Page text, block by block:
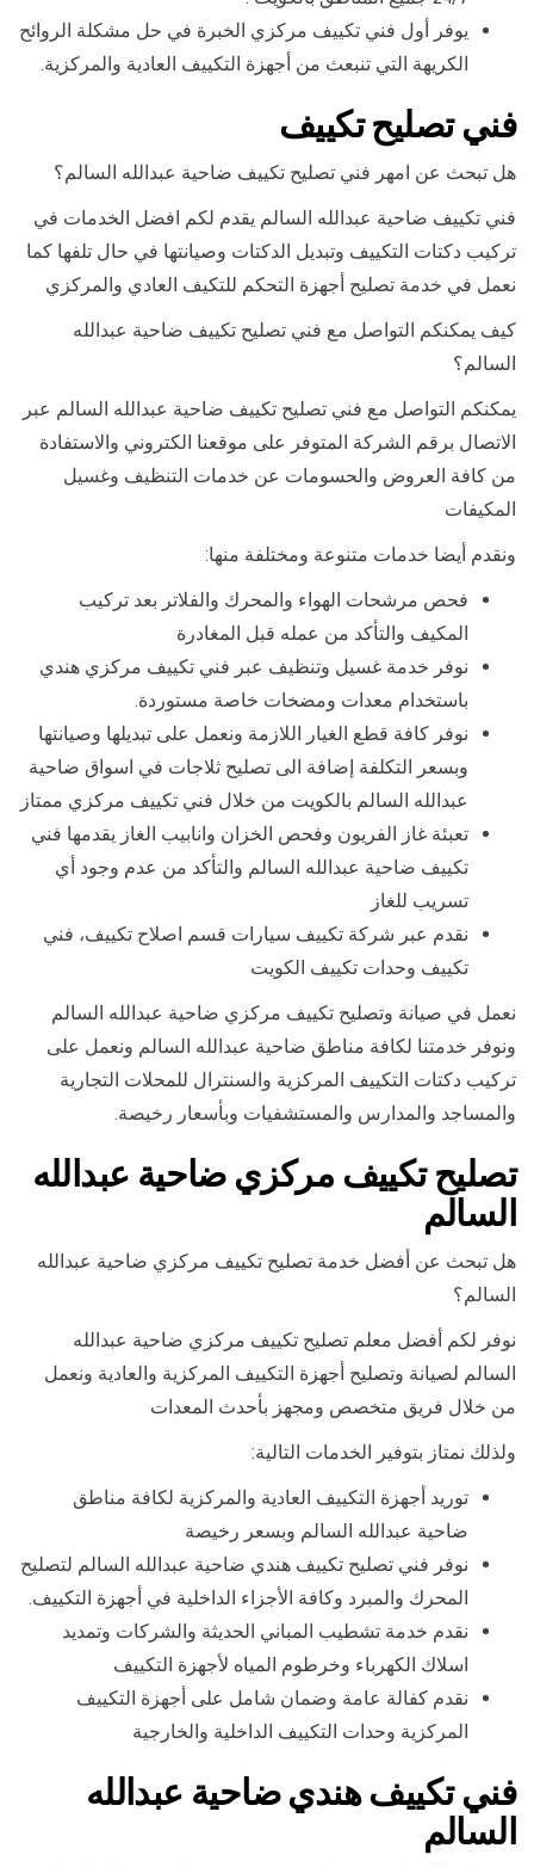
يوفر أول فني تكييف مركزي الخبرة في حل مشكلة الروائح
الكريهة التي تنبعث من أجهزة التكييف العادية والمركزية.
فني تصليح تكييف
هل تبحث عن امهر فني تصليح تكييف ضاحية عبدالله السالم؟
فني تكييف ضاحية عبدالله السالم يقدم لكم افضل الخدمات في
تركيب دكتات التكييف وتبديل الدكتات وصيانتها في حال تلفها كما
نعمل في خدمة تصليح أجهزة التحكم للتكيف العادي والمركزي
كيف يمكنكم التواصل مع فني تصليح تكييف ضاحية عبدالله
السالم؟
يمكنكم التواصل مع فني تصليح تكييف ضاحية عبدالله السالم عبر
الاتصال برقم الشركة المتوفر على موقعنا الكتروني والاستفادة
من كافة العروض والحسومات عن خدمات التنظيف وغسيل
المكيفات
ونقدم أيضا خدمات متنوعة ومختلفة منها:
فحص مرشحات الهواء والمحرك والفلاتر بعد تركيب
المكيف والتأكد من عمله قبل المغادرة
نوفر خدمة غسيل وتنظيف عبر فني تكييف مركزي هندي
باستخدام معدات ومضخات خاصة مستوردة.
نوفر كافة قطع الغيار اللازمة ونعمل على تبديلها وصيانتها
وبسعر التكلفة إضافة الى تصليح ثلاجات في اسواق ضاحية
عبدالله السالم بالكويت من خلال فني تكييف مركزي ممتاز
تعبئة غاز الفريون وفحص الخزان وانابيب الغاز يقدمها فني
تكييف ضاحية عبدالله السالم والتأكد من عدم وجود أي
تسريب للغاز
نقدم عبر شركة تكييف سيارات قسم اصلاح تكييف، فني
تكييف وحدات تكييف الكويت
نعمل في صيانة وتصليح تكييف مركزي ضاحية عبدالله السالم
ونوفر خدمتنا لكافة مناطق ضاحية عبدالله السالم ونعمل على
تركيب دكتات التكييف المركزية والسنترال للمحلات التجارية
والمساجد والمدارس والمستشفيات وبأسعار رخيصة.
تصليح تكييف مركزي ضاحية عبدالله
السالم
هل تبحث عن أفضل خدمة تصليح تكييف مركزي ضاحية عبدالله
السالم؟
نوفر لكم أفضل معلم تصليح تكييف مركزي ضاحية عبدالله
السالم لصيانة وتصليح أجهزة التكييف المركزية والعادية ونعمل
من خلال فريق متخصص ومجهز بأحدث المعدات
ولذلك نمتاز بتوفير الخدمات التالية:
توريد أجهزة التكييف العادية والمركزية لكافة مناطق
ضاحية عبدالله السالم وبسعر رخيصة
نوفر فني تصليح تكييف هندي ضاحية عبدالله السالم لتصليح
المحرك والمبرد وكافة الأجزاء الداخلية في أجهزة التكييف.
نقدم خدمة تشطيب المباني الحديثة والشركات وتمديد
اسلاك الكهرباء وخرطوم المياه لأجهزة التكييف
نقدم كفالة عامة وضمان شامل على أجهزة التكييف
المركزية وحدات التكييف الداخلية والخارجية
فني تكييف هندي ضاحية عبدالله
السالم